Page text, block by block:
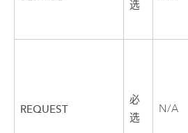
选
REQUEST
必
选
N/A